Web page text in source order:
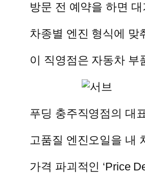
방문 전 예약을 하면
차종별 엔진 형식에 맞
이 직영점은 자동차 부
푸딩 충주직영점의 대
고품질 엔진오일을 내
가격 파괴적인 ‘Price